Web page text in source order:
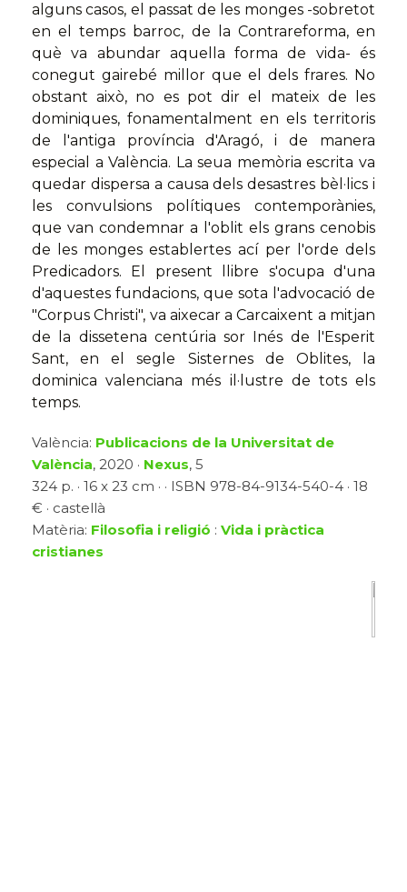
alguns casos, el passat de les monges -sobretot
en el temps barroc, de la Contrareforma, en
què va abundar aquella forma de vida- és
conegut gairebé millor que el dels frares. No
obstant això, no es pot dir el mateix de les
dominiques, fonamentalment en els territoris
de l'antiga província d'Aragó, i de manera
especial a València. La seua memòria escrita va
quedar dispersa a causa dels desastres bèl·lics i
les convulsions polítiques contemporànies,
que van condemnar a l'oblit els grans cenobis
de les monges establertes ací per l'orde dels
Predicadors. El present llibre s'ocupa d'una
d'aquestes fundacions, que sota l'advocació de
"Corpus Christi", va aixecar a Carcaixent a mitjan
de la dissetena centúria sor Inés de l'Esperit
Sant, en el segle Sisternes de Oblites, la
dominica valenciana més il·lustre de tots els
temps.
València: Publicacions de la Universitat de
València, 2020 · Nexus, 5
324 p. · 16 x 23 cm · · ISBN 978-84-9134-540-4 · 18
€ · castellà
Matèria: Filosofia i religió : Vida i pràctica
cristianes